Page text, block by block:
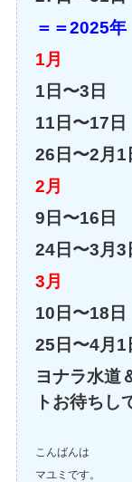
＝＝2025
1月
1日〜3日
11日〜17日
26日〜2月1
2月
9日〜16日
24日〜3月3
3月
10日〜18日
25日〜4月1
ヨナラ水道
トお待ちし
こんばんは
マユミです。